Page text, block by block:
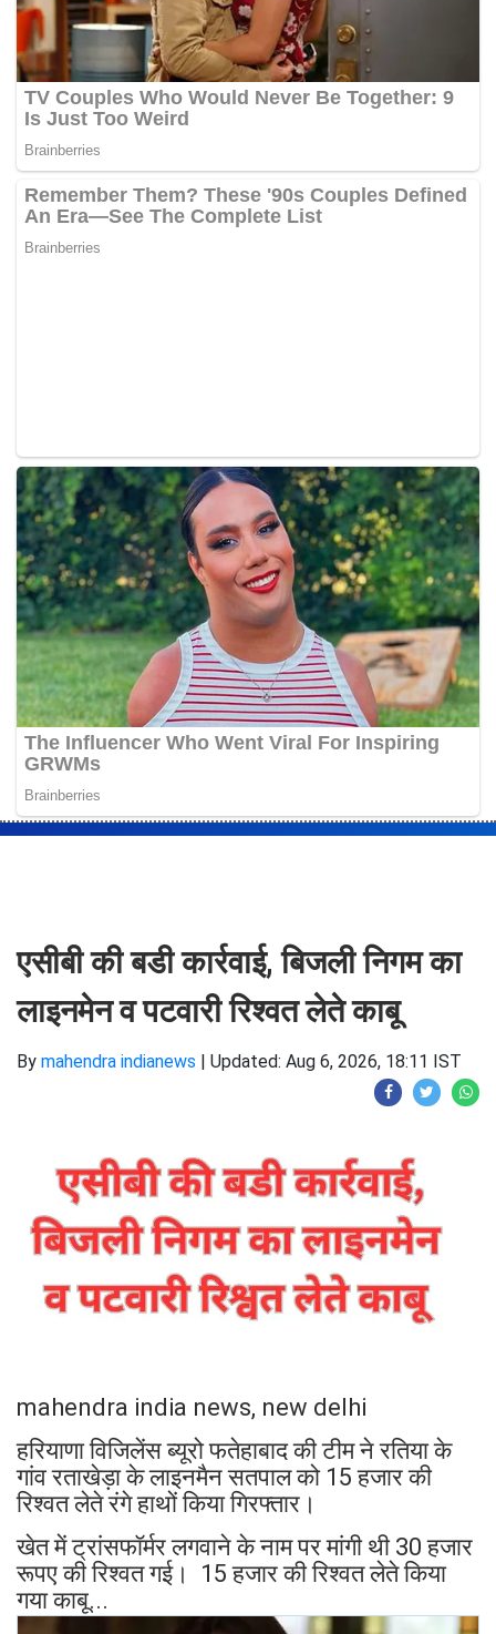
एसीबी की बडी कार्रवाई, बिजली निगम का
लाइनमेन व पटवारी रिश्वत लेते काबू
By mahendra indianews Updated: Aug 6, 2026, 18:11 IST
mahendra india news, new delhi
हरियाणा विजिलेंस ब्यूरो फतेहाबाद की टीम ने रतिया के
गांव रताखेड़ा के लाइनमैन सतपाल को 15 हजार की
रिश्वत लेते रंगे हाथों किया गिरफ्तार।
खेत में ट्रांसफॉर्मर लगवाने के नाम पर मांगी थी 30 हजार
रूपए की रिश्वत गई। 15 हजार की रिश्वत लेते किया
गया काबू...